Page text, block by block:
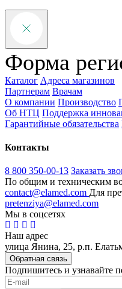
Форма
Каталог Адреса магазинов
Партнерам Врачам
О компании Производство
Об НТЦ Поддержка
Гарантийные обязательства
Контакты
8 800 350-00-13 Заказать
По общим и техническим
contact@elamed.com Для
pretenziya@elamed.com
Мы в соцсетях
Наш адрес
улица Янина, 25, р.п.
Обратная связь
Подпишитесь и узнавайте